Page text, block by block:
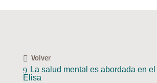
Volver
La salud mental es abordada en
Elisa